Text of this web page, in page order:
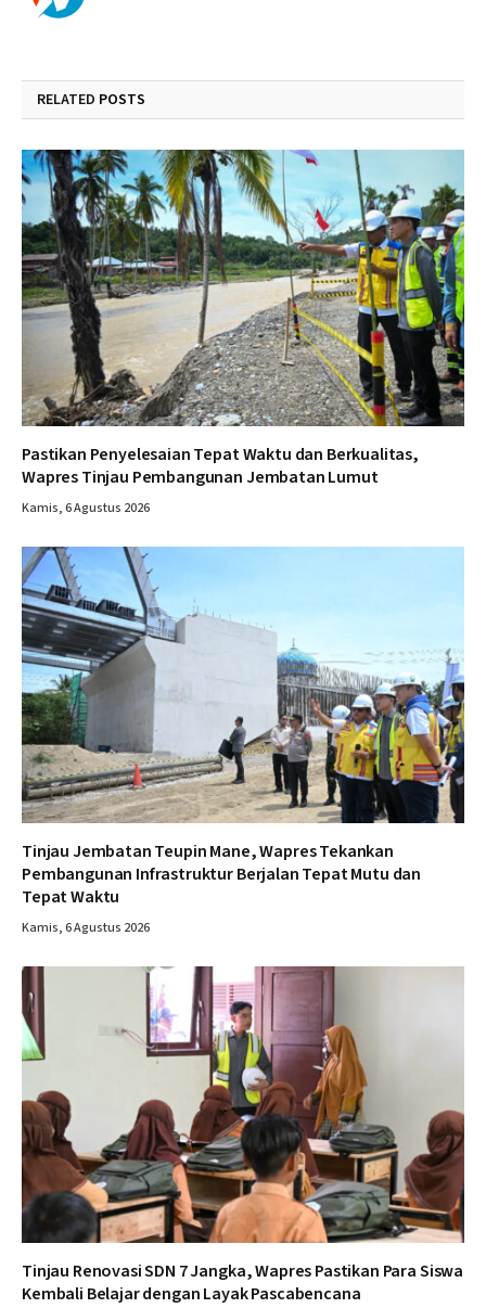
RELATED POSTS
Pastikan Penyelesaian Tepat Waktu dan Berkualitas,
Wapres Tinjau Pembangunan Jembatan Lumut
Kamis, 6 Agustus 2026
Tinjau Jembatan Teupin Mane, Wapres Tekankan
Pembangunan Infrastruktur Berjalan Tepat Mutu dan
Tepat Waktu
Kamis, 6 Agustus 2026
Tinjau Renovasi SDN 7 Jangka, Wapres Pastikan Para Siswa
Kembali Belajar dengan Layak Pascabencana